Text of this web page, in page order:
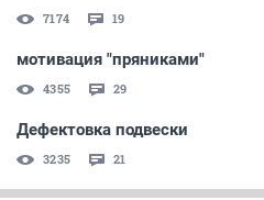
7174 19
мотивация "пряниками"
4355 29
Дефектовка подвески
3235 21